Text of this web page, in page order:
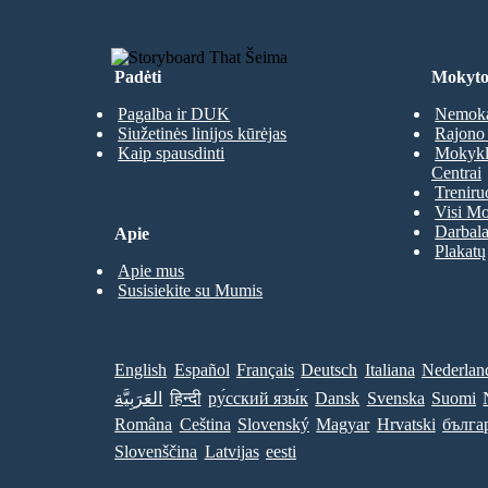
Padėti
Pagalba ir DUK
Siužetinės linijos kūrėjas
Kaip spausdinti
Rajono
Centrai
Visi
Apie
Apie mus
Susisiekite su Mumis
English Español Français Deutsch Italiana
العَرَبِيَّة
हिन्दी ру́сский язы́к Dansk Svenska Suomi
Româna Ceština Slovenský Magyar Hrvatski
Slovenščina Latvijas eesti